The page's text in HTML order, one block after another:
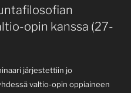
opin kanssa (27-
järjestettiin jo
valtio-opin oppiaineen